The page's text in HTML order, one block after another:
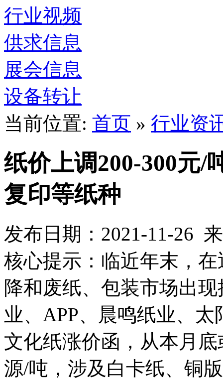
行业视频
供求信息
展会信息
设备转让
当前位置: 首页 » 行业资
纸价上调200-300元/
复印等纸种
发布日期：2021-11-26
核心提示：临近年末，
降和废纸、包装市场出
业、APP、晨鸣纸业、
文化纸涨价函，从本月
源/吨，涉及白卡纸、铜